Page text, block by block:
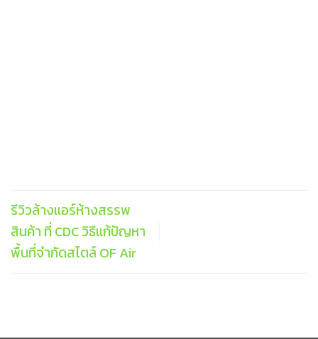
รีวิวล้างแอร์ห้างสรรพ
สินค้า ที่ CDC วิธีแก้ปัญหา
พื้นที่จำกัดสไตล์ OF Air